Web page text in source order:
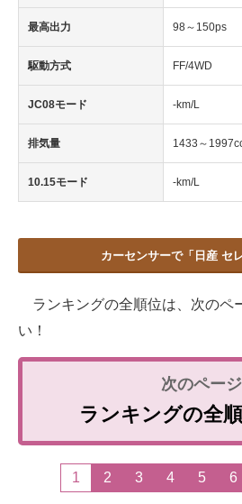
最高出力 98～150ps
駆動方式 FF/4WD
JC08モード -km/L
排気量 1433～
10.15モード -km/L
カーセンサーで「日産 セ
ランキングの全順位は、次のペ
い！
ランキングの全
1 2 3 4 5 6